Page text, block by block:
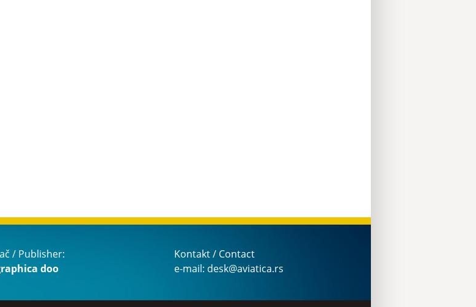
/ Publisher:
doo
Kontakt / Contact
e-mail: desk@aviatica.rs